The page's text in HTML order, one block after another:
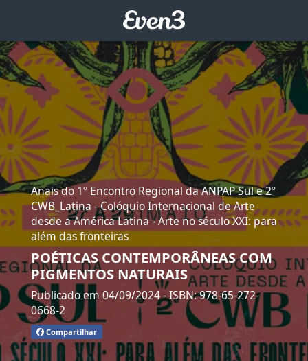
Anais do 1º Encontro Regional da ANPAP Sul e 2º
CWB_Latina - Colóquio Internacional de Arte
desde a América Latina - Arte no século XXI: para
além das fronteiras
POÉTICAS CONTEMPORÂNEAS COM
PIGMENTOS NATURAIS
Publicado em 04/09/2024- ISBN: 978-65-272-
0668-2
Compartilhar